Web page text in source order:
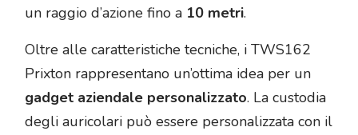
un raggio d’azione fino a 10 metri.
Oltre alle caratteristiche tecniche, i TWS162
Prixton rappresentano un’ottima idea per un
gadget aziendale personalizzato. La custodia
degli auricolari può essere personalizzata con il